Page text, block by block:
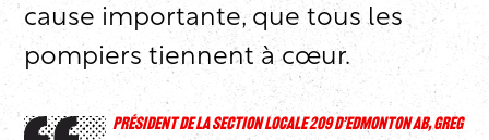
cause importante, que tous les
pompiers tiennent à cœur.
PRÉSIDENT DE LA SECTION LOCALE 209 D’EDMONTON AB, GREG